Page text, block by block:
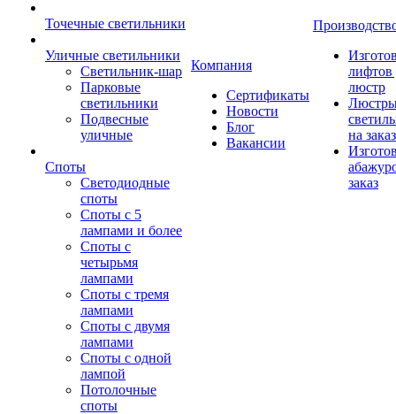
Точечные светильники
Уличные светильники
Светильник-шар
Парковые
светильники
Подвесные
уличные
Споты
Светодиодные
споты
Споты с 5
лампами и более
Споты с
четырьмя
лампами
Споты с тремя
лампами
Споты с двумя
лампами
Споты с одной
лампой
Потолочные
споты
Компания
Сертификаты
Новости
Блог
Вакансии
лифтов
люстр
на заказ
заказ